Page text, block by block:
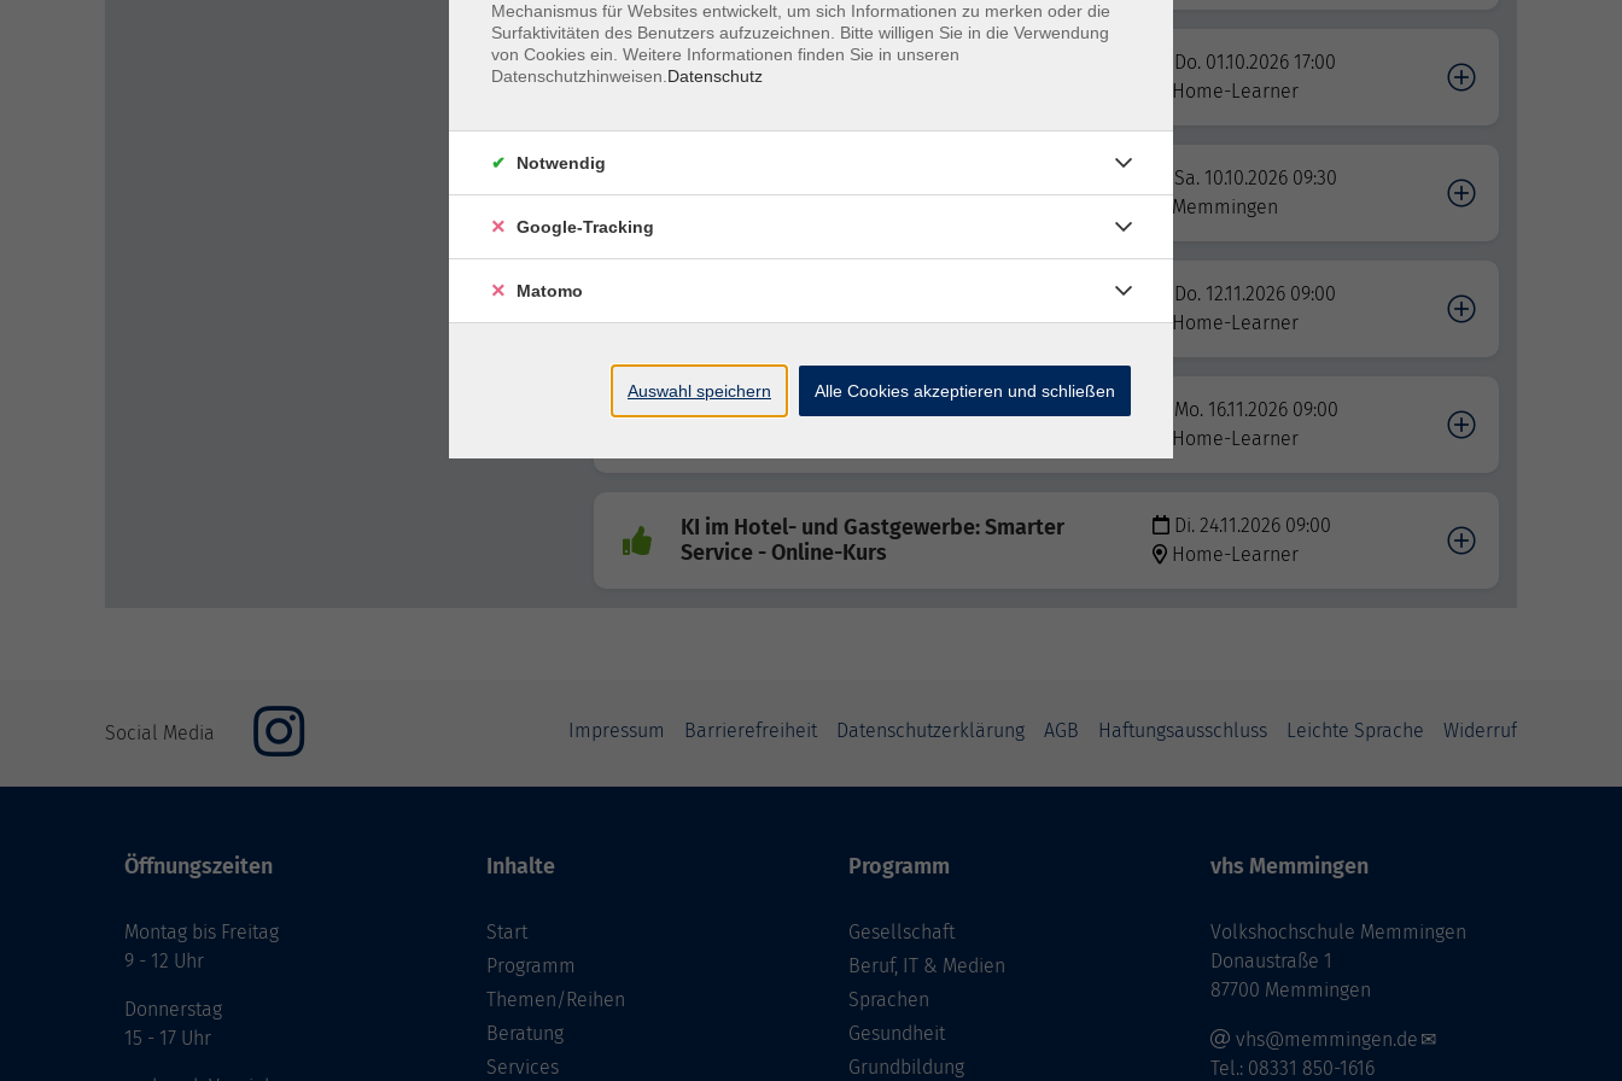
Social Media für Einsteiger/innen – sicher
starten, smart nutzen - Online-Kurs
Do. 01.10.2026 17:00
Home-Learner
Sa. 10.10.2026 09:30
Memmingen
Online-Kurs
Do. 12.11.2026 09:00
Home-Learner
KI im Marketing: Claude Praxisworkshop -
Mo. 16.11.2026 09:00
Home-Learner
KI im Hotel- und Gastgewerbe: Smarter
Service - Online-Kurs
Di. 24.11.2026 09:00
Home-Learner
Social Media Impressum Barrierefreiheit Datenschutzerklärung AGB Haftungsausschluss Leichte Sprache Widerruf
Öffnungszeiten
Montag bis Freitag
9 - 12 Uhr
Donnerstag
15 - 17 Uhr
Inhalte
Start
Programm
Themen/Reihen
Beratung
Services
Programm
Gesellschaft
Beruf, IT & Medien
Sprachen
Gesundheit
Grundbildung
vhs Memmingen
Volkshochschule Memmingen
Donaustraße 1
87700 Memmingen
vhs@memmingen.de
Tel.: 08331 850-1616
Mechanismus für Websites entwickelt, um sich Informationen zu merken oder die
Surfaktivitäten des Benutzers aufzuzeichnen. Bitte willigen Sie in die Verwendung
von Cookies ein. Weitere Informationen finden Sie in unseren
Datenschutzhinweisen. Datenschutz
Notwendig
Google-Tracking
Matomo
Auswahl speichern Alle Cookies akzeptieren und schließen